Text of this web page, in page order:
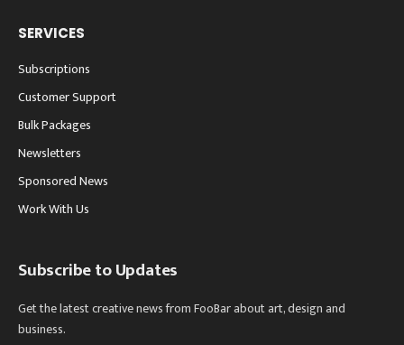
SERVICES
Subscriptions
Customer Support
Bulk Packages
Newsletters
Sponsored News
Work With Us
Subscribe to Updates
Get the latest creative news from FooBar about art, design and
business.